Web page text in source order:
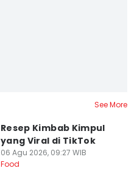
See More
Resep Kimbab Kimpul
yang Viral di TikTok
06 Agu 2026, 09:27 WIB
Food